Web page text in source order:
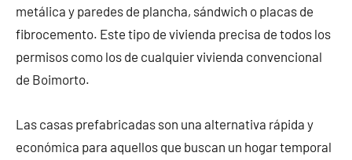
metálica y paredes de plancha, sándwich o placas de
fibrocemento. Este tipo de vivienda precisa de todos los
permisos como los de cualquier vivienda convencional
de Boimorto.
Las casas prefabricadas son una alternativa rápida y
económica para aquellos que buscan un hogar temporal